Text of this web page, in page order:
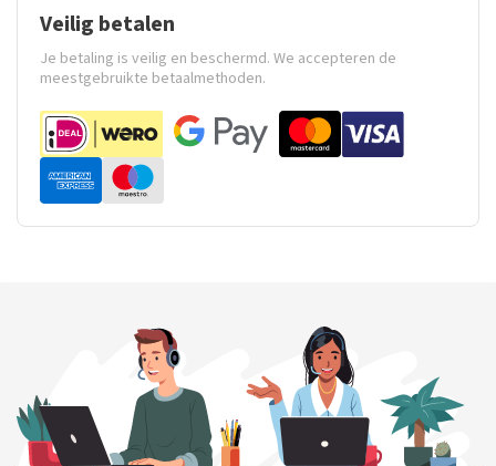
Veilig betalen
Je betaling is veilig en beschermd. We accepteren de
meestgebruikte betaalmethoden.